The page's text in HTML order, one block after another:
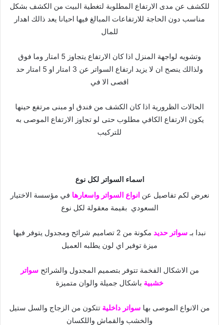
للكشف عن مدى الارتفاع المطلوبة لتغطية البيت من الكشف بشكل
مناسب دون الحاجة للارتفاعات المبالغ فيها احيانا يعد ذالك اهدار
للمال
وتشويه لواجهة المنزل اذا كان الارتفاع يتجاوز 5 امتار وما فوق
ولذالك
ينصح ان لا يزيد ارتفاع السواتر عن 3 امتار او 5 امتار حد
اقصى الا في
الحالات الظرورية اذا كان الكشف من فندق او مبنى مرتفع حينها
يكون الارتفاع الكافي مطلوب حتى لو تجاوز الارتفاع الموصى به
للتركيب
اسماء السواتر لكل نوع
نعرض لكم تفاصيل عنانواع السواتر واسعارها في مؤسسة الاختيار
السعودي بقيمة معقولة لكل نوع
نبدا بـ سواتر حديد
مكونة من 2 تصاميم شرائح ومجدول يتوفر فيها
ميزة توفير اي لون يطلبه العميل
من الاشكال الفخمة تتوفر بتصميم المجدول والشرائح سواتر
خشبية باشكال جميلة والوان متميزة
من الانواع الموصى بها سواتر داخلية تتكون من الزجاج والسل ستيل
والخشب والقماش واللكسان